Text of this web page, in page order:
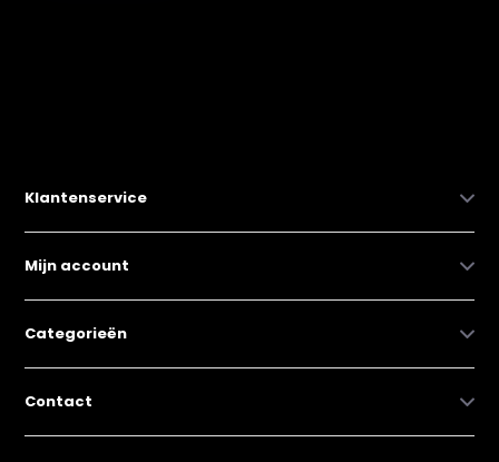
Klantenservice
Mijn account
Categorieën
Contact